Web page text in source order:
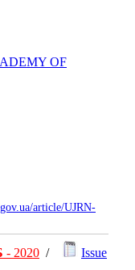
OF
article/UJRN-
- 2020 /
Issue